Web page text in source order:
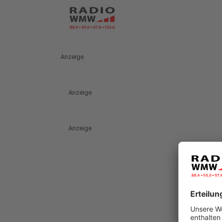
Anzeige
Anzeige
Anzeige